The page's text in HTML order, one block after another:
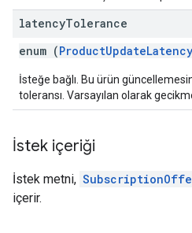
latencyTolerance
enum (
İsteğe bağlı. Bu ürün
toleransı. Varsayılan olarak
İstek içeriği
İstek metni,
içerir.